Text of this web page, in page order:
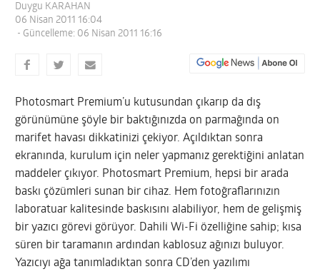
Duygu KARAHAN
06 Nisan 2011 16:04
- Güncelleme: 06 Nisan 2011 16:16
Photosmart Premium’u kutusundan çıkarıp da dış
görünümüne şöyle bir baktığınızda on parmağında on
marifet havası dikkatinizi çekiyor. Açıldıktan sonra
ekranında, kurulum için neler yapmanız gerektiğini anlatan
maddeler çıkıyor. Photosmart Premium, hepsi bir arada
baskı çözümleri sunan bir cihaz. Hem fotoğraflarınızın
laboratuar kalitesinde baskısını alabiliyor, hem de gelişmiş
bir yazıcı görevi görüyor. Dahili Wi-Fi özelliğine sahip; kısa
süren bir taramanın ardından kablosuz ağınızı buluyor.
Yazıcıyı ağa tanımladıktan sonra CD’den yazılımı